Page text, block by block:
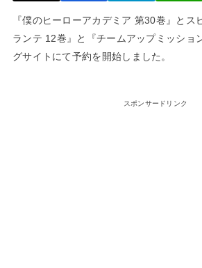
『僕のヒーローアカデミア 第30巻』とス
ランテ 12巻』と『チームアップミッショ
グサイトにて予約を開始しました。
スポンサードリンク